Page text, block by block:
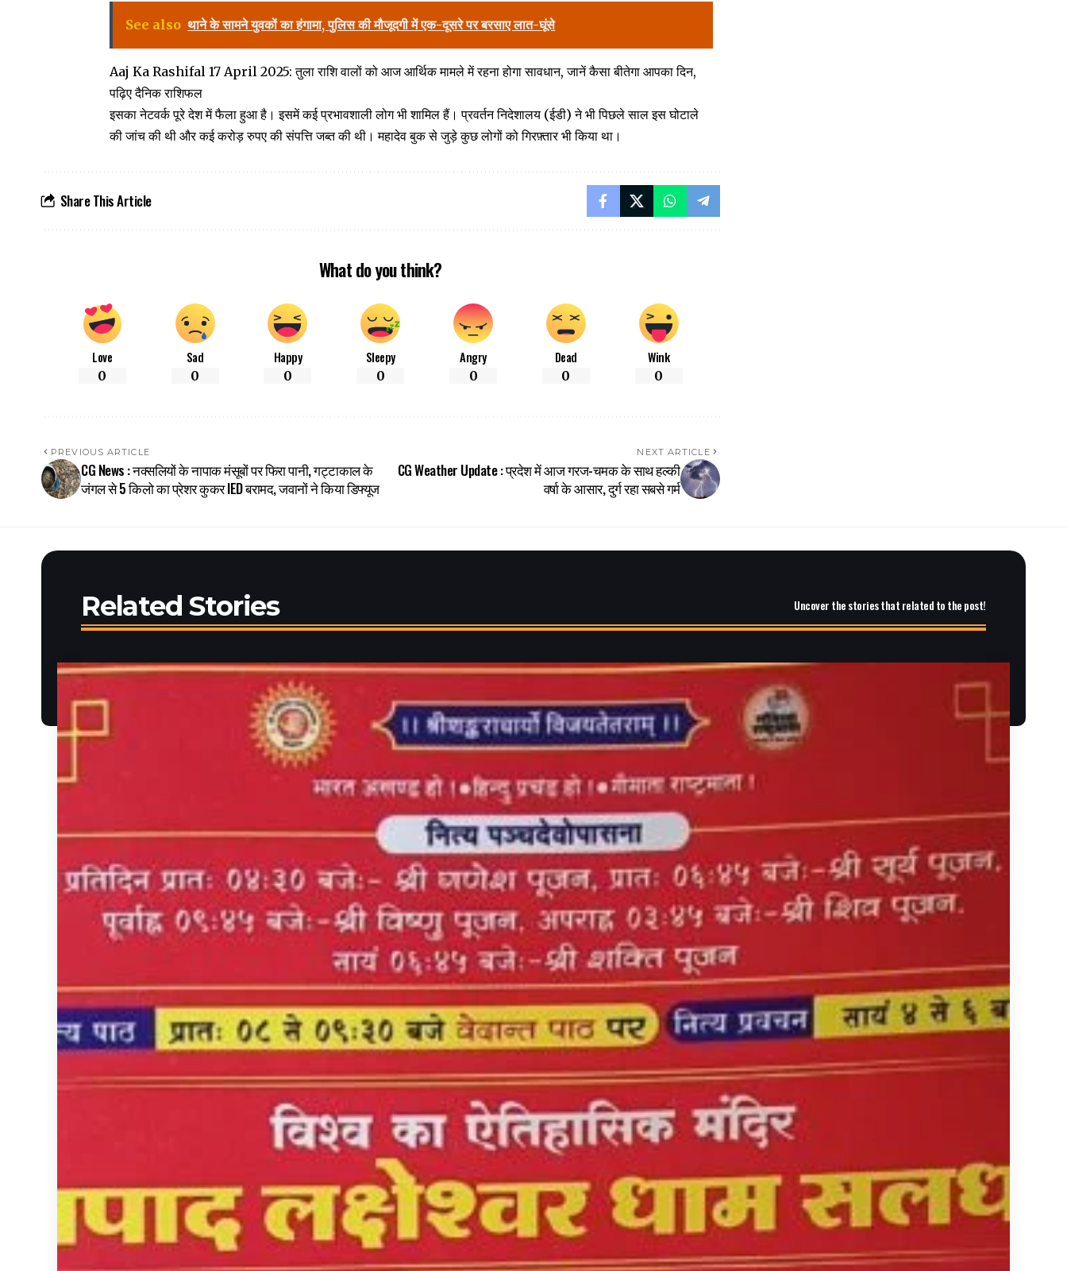
See also थाने के सामने युवकों का हंगामा, पुलिस की मौजूदगी में एक-दूसरे पर बरसाए लात-घूंसे
Aaj Ka Rashifal 17 April 2025: तुला राशि वालों को आज आर्थिक मामले में रहना होगा सावधान, जानें कैसा बीतेगा आपका दिन,
पढ़िए दैनिक राशिफल
इसका नेटवर्क पूरे देश में फैला हुआ है। इसमें कई प्रभावशाली लोग भी शामिल हैं। प्रवर्तन निदेशालय (ईडी) ने भी पिछले साल इस घोटाले
की जांच की थी और कई करोड़ रुपए की संपत्ति जब्त की थी। महादेव बुक से जुड़े कुछ लोगों को गिरफ़्तार भी किया था।
Share This Article
What do you think?
Love
0
Sad
0
Happy
0
Sleepy
0
Angry
0
Dead
0
Wink
0
PREVIOUS ARTICLE
CG News : नक्सलियों के नापाक मंसूबों पर फिरा पानी, गट्टाकाल के
जंगल से 5 किलो का प्रेशर कुकर IED बरामद, जवानों ने किया डिफ्यूज
NEXT ARTICLE
CG Weather Update : प्रदेश में आज गरज-चमक के साथ हल्की
वर्षा के आसार, दुर्ग रहा सबसे गर्म
Related Stories Uncover the stories that related to the post!